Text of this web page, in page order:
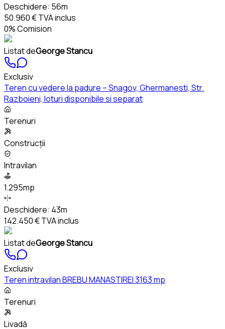
Deschidere: 56m
50.960 €TVA inclus
0% Comision
Listat deGeorge Stancu
Exclusiv
Teren cu vedere la padure – Snagov, Ghermanesti, Str.
Razboieni, loturi disponibile si separat
Terenuri
Construcții
Intravilan
1.295mp
Deschidere: 43m
142.450 €TVA inclus
Listat deGeorge Stancu
Exclusiv
Teren intravilan BREBU MANASTIREI 3163 mp
Terenuri
Livadă